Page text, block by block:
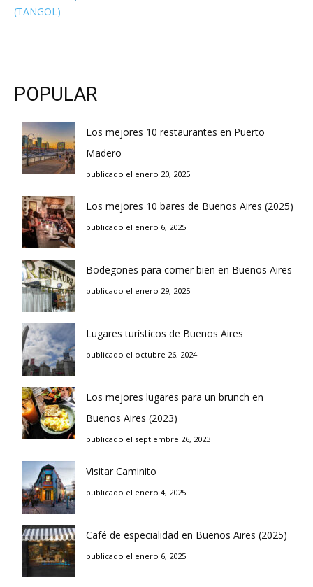
(TANGOL)
POPULAR
Los mejores 10 restaurantes en Puerto
Madero
publicado el enero 20, 2025
Los mejores 10 bares de Buenos Aires (2025)
publicado el enero 6, 2025
Bodegones para comer bien en Buenos Aires
publicado el enero 29, 2025
Lugares turísticos de Buenos Aires
publicado el octubre 26, 2024
Los mejores lugares para un brunch en
Buenos Aires (2023)
publicado el septiembre 26, 2023
Visitar Caminito
publicado el enero 4, 2025
Café de especialidad en Buenos Aires (2025)
publicado el enero 6, 2025